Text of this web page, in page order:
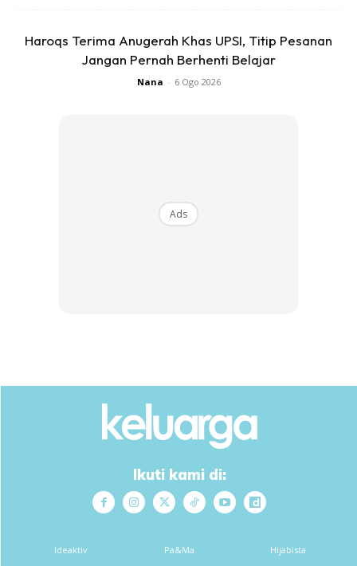
Haroqs Terima Anugerah Khas UPSI, Titip Pesanan
Jangan Pernah Berhenti Belajar
Nana - 6 Ogo 2026
Ads
Ikuti kami di:
Ideaktiv Pa&Ma Hijabista